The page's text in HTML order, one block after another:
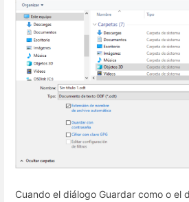
Cuando el diálogo Guardar como o el